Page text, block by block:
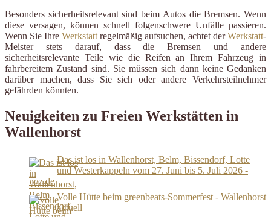
Besonders sicherheitsrelevant sind beim Autos die Bremsen. Wenn
diese versagen, können schnell folgenschwere Unfälle passieren.
Wenn Sie Ihre Werkstatt regelmäßig aufsuchen, achtet derWerkstatt-
Meister stets darauf, dass die Bremsen und andere
sicherheitsrelevante Teile wie die Reifen an Ihrem Fahrzeug in
fahrbereitem Zustand sind. Sie müssen sich dann keine Gedanken
darüber machen, dass Sie sich oder andere Verkehrsteilnehmer
gefährden könnten.
Neuigkeiten zu Freien Werkstätten in
Wallenhorst
Das ist los in Wallenhorst, Belm, Bissendorf, Lotte
und Westerkappeln vom 27. Juni bis 5. Juli 2026 -
noz.de
Volle Hütte beim greenbeats-Sommerfest - Wallenhorst
aktuell